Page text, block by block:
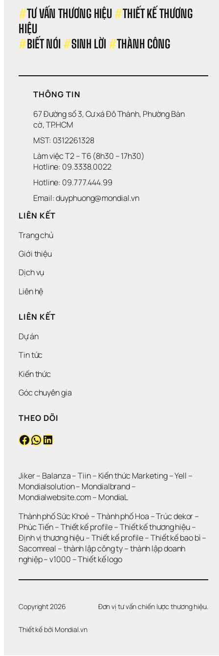
#TƯ VẤN THƯƠNG HIỆU #THIẾT KẾ THƯƠNG
HIỆU
#BIẾT NÓI #SINH LỜI #THÀNH CÔNG
THÔNG TIN
67 Đường số 3, Cư xá Đô Thành, Phường Bàn
cờ, TP.HCM
MST: 0312261328
Làm việc T2 – T6 (8h30 – 17h30)
Hotline: 09.3338.0022
Hotline: 09.777.444.99
Email: duyphuong@mondial.vn
LIÊN KẾT
Trang chủ
Giới thiệu
Dịch vụ
Liên hệ
LIÊN KẾT
Dự án
Tin tức
Kiến thức
Góc chuyên gia
THEO DÕI
Facebook WhatsApp LinkedIn
Jiker – Balanza – Tiin – Kiến thức Marketing – Yell
Mondialsolution – Mondialbrand
Mondialwebsite.com – MondiaL
Thành phố Sức Khoẻ – Thành phố Hoa – Trúc dekor
Phúc Tiến – Thiết kế profile – Thiết kế thương hiệu
Định vị thương hiệu – Thiết kế profile – Thiết kế bao bì
Sacomreal – thành lập công ty – thành lập doanh
nghiệp – v1000 – Thiết kế logo
Copyright 2026 Đơn vị tư vấn chiến lược thương hiệu.
Thiết kế bởi Mondial.vn